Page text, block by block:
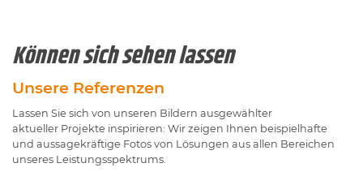
Können sich sehen lassen
Unsere Referenzen
Lassen Sie sich von unseren Bildern ausgewählter
aktueller Projekte inspirieren: Wir zeigen Ihnen beispielhafte
und aussagekräftige Fotos von Lösungen aus allen Bereichen
unseres Leistungsspektrums.